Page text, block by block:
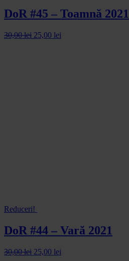
DoR #45 – Toamnă 2021
30,00lei 25,00 lei
Reduceri!
DoR #44 – Vară 2021
30,00lei 25,00 lei